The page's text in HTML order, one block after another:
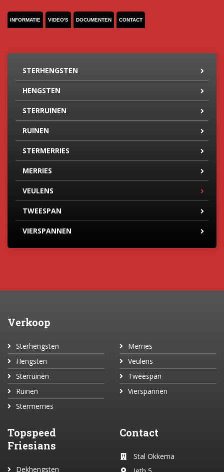
STERHENGSTEN
HENGSTEN
STERRUINEN
RUINEN
STERMERRIES
MERRIES
VEULENS
TWEESPAN
VIERSPANNEN
INFORMATIE VIDEO'S DOCUMENTEN CONTACT
Verkoop
Sterhengsten
Hengsten
Sterruinen
Ruinen
Stermerries
Merries
Veulens
Tweespan
Vierspannen
Topspeed
Friesians
Dekhengsten
Contact
Stal Okkema